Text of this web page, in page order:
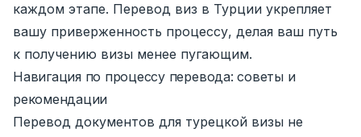
каждом этапе. Перевод виз в Турции укрепляет
вашу приверженность процессу, делая ваш путь
к получению визы менее пугающим.
Навигация по процессу перевода: советы и
рекомендации
Перевод документов для турецкой визы не